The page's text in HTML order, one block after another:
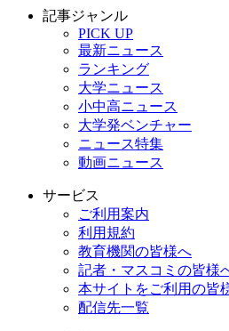
記事ジャンル
PICK UP
最新ニュース
ランキング
大学ニュース
小中高ニュース
大学発ベンチャー
ニュース特集
動画ニュース
サービス
ご利用案内
利用規約
教育機関の皆様へ
記者・マスコミの皆様
本サイトをご利用の皆
配信先一覧